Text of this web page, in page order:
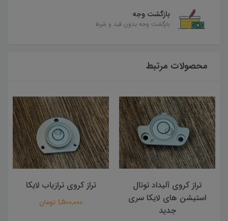
بازگشت وجه
بازگشت وجه بدون قید و شرط
محصولات مرتبط
تراز کروی ترازیاب لایکا
1,500,000 تومان
تراز کروی ترازیاب
850,000 تومان